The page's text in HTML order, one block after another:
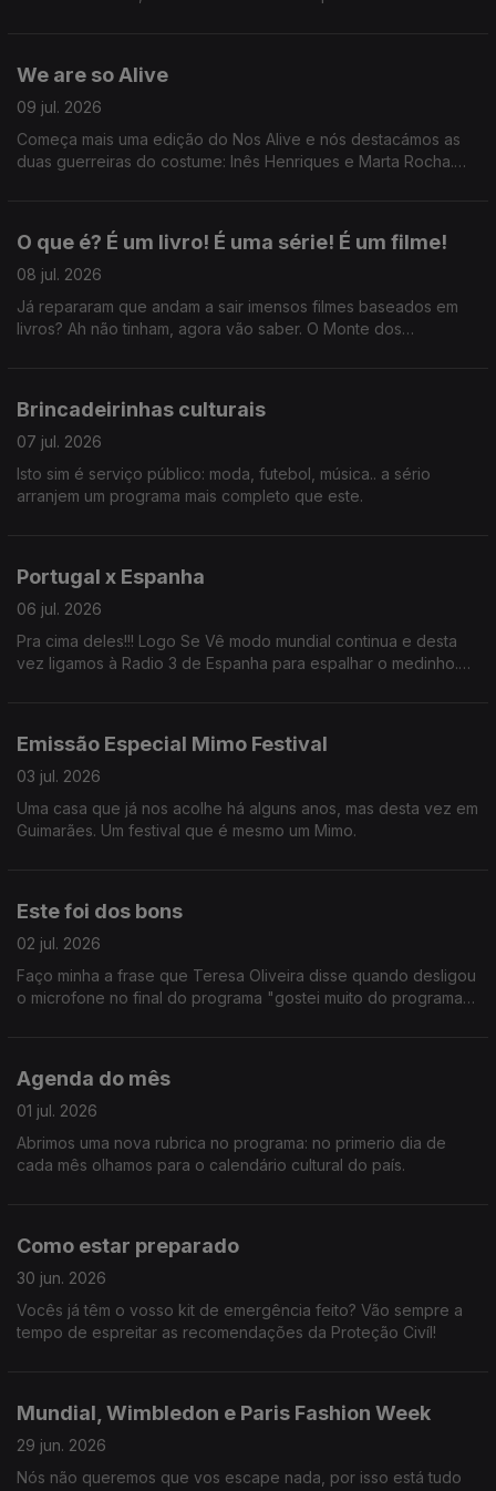
We are so Alive
09 jul. 2026
Começa mais uma edição do Nos Alive e nós destacámos as
duas guerreiras do costume: Inês Henriques e Marta Rocha.
O que é? É um livro! É uma série! É um filme!
08 jul. 2026
Já repararam que andam a sair imensos filmes baseados em
livros? Ah não tinham, agora vão saber. O Monte dos
Brincadeirinhas culturais
07 jul. 2026
Isto sim é serviço público: moda, futebol, música.. a sério
arranjem um programa mais completo que este.
Portugal x Espanha
06 jul. 2026
Pra cima deles!!! Logo Se Vê modo mundial continua e desta
vez ligamos à Radio 3 de Espanha para espalhar o medinho.
Emissão Especial Mimo Festival
03 jul. 2026
Uma casa que já nos acolhe há alguns anos, mas desta vez em
Guimarães. Um festival que é mesmo um Mimo.
Este foi dos bons
02 jul. 2026
Faço minha a frase que Teresa Oliveira disse quando desligou
o microfone no final do programa "gostei muito do programa
Agenda do mês
01 jul. 2026
Abrimos uma nova rubrica no programa: no primerio dia de
cada mês olhamos para o calendário cultural do país.
Como estar preparado
30 jun. 2026
Vocês já têm o vosso kit de emergência feito? Vão sempre a
tempo de espreitar as recomendações da Proteção Civíl!
Mundial, Wimbledon e Paris Fashion Week
29 jun. 2026
Nós não queremos que vos escape nada, por isso está tudo